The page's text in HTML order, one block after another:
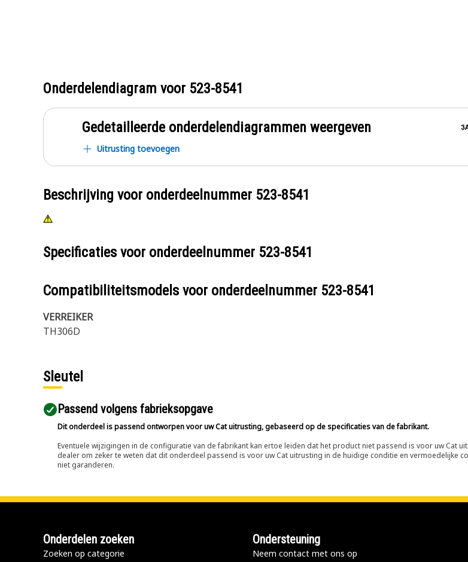
Onderdelendiagram voor 523-8541
Gedetailleerde onderdelendiagrammen weergeven
Uitrusting toevoegen
Beschrijving voor onderdeelnummer 523-8541
Specificaties voor onderdeelnummer 523-8541
Compatibiliteitsmodels voor onderdeelnummer 523-8541
VERREIKER
TH306D
Sleutel
Passend volgens fabrieksopgave
Dit onderdeel is passend ontworpen voor uw Cat uitrusting, gebaseerd op de specificaties van de fabrikant.
Eventuele wijzigingen in de configuratie van de fabrikant kan ertoe leiden dat het product niet passend is voor uw Cat
dealer om zeker te weten dat dit onderdeel passend is voor uw Cat uitrusting in de huidige conditie en vermoedelijke
niet garanderen.
Onderdelen zoeken
Zoeken op categorie
Ondersteuning
Neem contact met ons op